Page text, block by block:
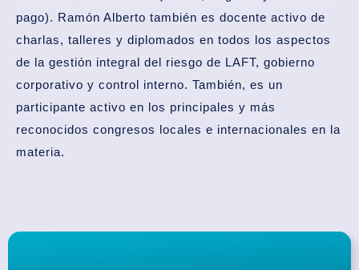
pago). Ramón Alberto también es docente activo de
charlas, talleres y diplomados en todos los aspectos
de la gestión integral del riesgo de LAFT, gobierno
corporativo y control interno. También, es un
participante activo en los principales y más
reconocidos congresos locales e internacionales en la
materia.